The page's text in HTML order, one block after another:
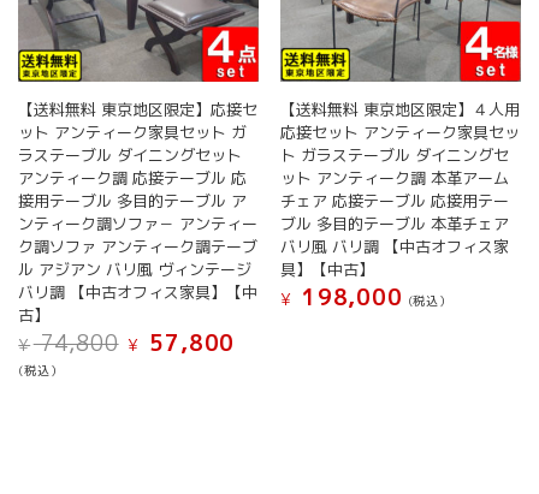
【送料無料 東京地区限定】応接セ
ット アンティーク家具セット ガ
ラステーブル ダイニングセット
アンティーク調 応接テーブル 応
接用テーブル 多目的テーブル ア
ンティーク調ソファ－ アンティー
ク調ソファ アンティーク調テーブ
ル アジアン バリ風 ヴィンテージ
バリ調 【中古オフィス家具】【中
古】
¥74,800 元
の
¥ 57,800
(税込）
【送料無料 東京地区限定】４人用
応接セット アンティーク家具セッ
ト ガラステーブル ダイニングセ
ット アンティーク調 本革アーム
チェア 応接テーブル 応接用テー
ブル 多目的テーブル 本革チェア
バリ風 バリ調 【中古オフィス家
具】【中古】
¥
198,000 (税込）